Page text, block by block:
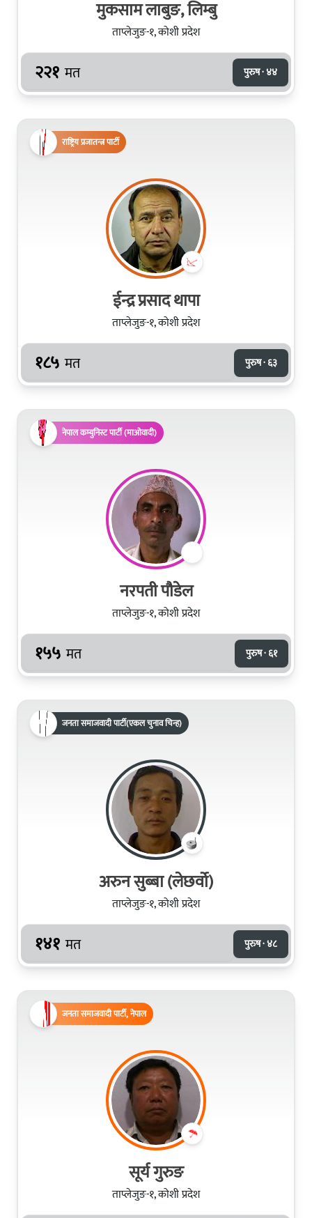
मुकसाम लाबुङ, लिम्बु
ताप्लेजुङ-१, कोशी प्रदेश
२२१ मत पुरुष · ४४
राष्ट्रिय प्रजातन्त्र पार्टी
ईन्द्र प्रसाद थापा
ताप्लेजुङ-१, कोशी प्रदेश
१८५ मत पुरुष · ६३
नेपाल कम्युनिस्ट पार्टी (माओवादी)
नरपती पौडेल
ताप्लेजुङ-१, कोशी प्रदेश
१५५ मत पुरुष · ६१
जनता समाजवादी पार्टी(एकल चुनाव चिन्ह)
अरुन सुब्बा (लेछर्वो)
ताप्लेजुङ-१, कोशी प्रदेश
१४१ मत पुरुष · ४८
जनता समाजवादी पार्टी, नेपाल
सूर्य गुरुङ
ताप्लेजुङ-१, कोशी प्रदेश